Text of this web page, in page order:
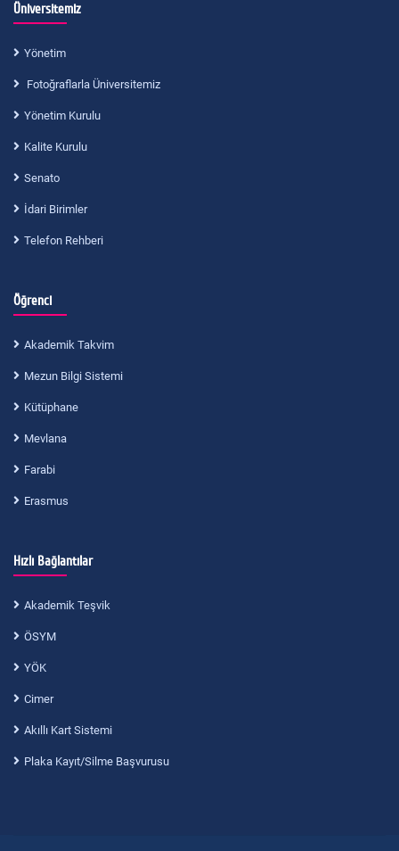
Üniversitemiz
Yönetim
Fotoğraflarla Üniversitemiz
Yönetim Kurulu
Kalite Kurulu
Senato
İdari Birimler
Telefon Rehberi
Öğrenci
Akademik Takvim
Mezun Bilgi Sistemi
Kütüphane
Mevlana
Farabi
Erasmus
Hızlı Bağlantılar
Akademik Teşvik
ÖSYM
YÖK
Cimer
Akıllı Kart Sistemi
Plaka Kayıt/Silme Başvurusu